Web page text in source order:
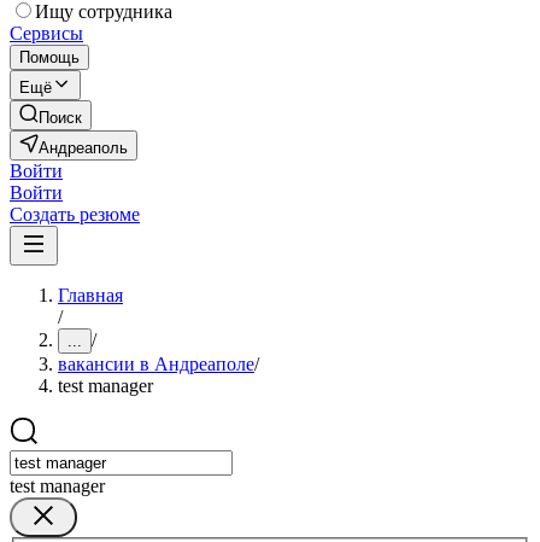
Ищу сотрудника
Сервисы
Помощь
Ещё
Поиск
Андреаполь
Войти
Войти
Создать резюме
Главная
/
... /
вакансии в Андреаполе/
test manager
test manager